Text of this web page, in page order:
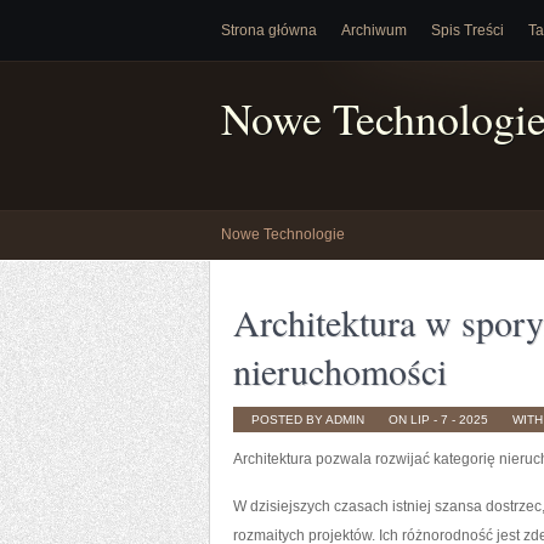
Strona główna Archiwum Spis Treści
Nowe
Nowe Technologie
Architektura w
nieruchomości
POSTED BY ADMIN ON LIP - 7 - 2025 WITH
Architektura pozwala rozwijać kategorię
W dzisiejszych czasach istniej szansa
rozmaitych projektów. Ich różnorodność jest